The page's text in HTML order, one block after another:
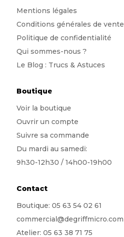
Mentions légales
Conditions générales de vente
Politique de confidentialité
Qui sommes-nous ?
Le Blog : Trucs & Astuces
Boutique
Voir la boutique
Ouvrir un compte
Suivre sa commande
Du mardi au samedi:
9h30-12h30 / 14h00-19h00
Contact
Boutique: 05 63 54 02 61
commercial@degriffmicro.com
Atelier: 05 63 38 71 75